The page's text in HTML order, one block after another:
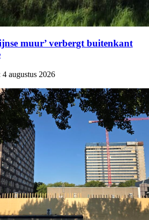
muur’ verbergt buitenkant
4 augustus 2026